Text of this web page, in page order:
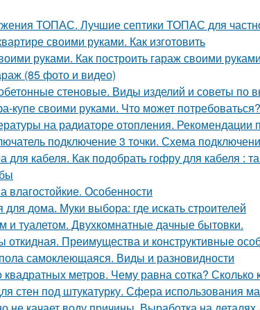
ТОПАС. Лучшие септики ТОПАС для
своими руками. Как изготовить
руками. Как построить гараж своими
(85 фото и видео)
стеновые. Виды изделий и советы по
купе своими руками. Что может потребоваться?
на радиаторе отопления. Рекомендации
подключение 3 точки. Схема
для кабеля. Как подобрать гофру для кабеля :
влагостойкие. Особенности
для дома. Муки выбора: где искать строителей
и туалетом. Двухкомнатные дачные бытовки.
откидная. Преимущества и конструктивные
самоклеющаяся. Виды и разновидности
квадратных метров. Чему равна сотка? Сколько
стен под штукатурку. Сфера использования